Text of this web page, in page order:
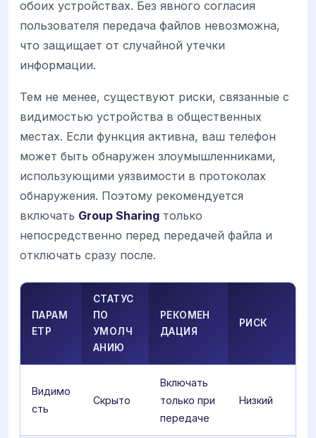
обоих устройствах. Без явного согласия
пользователя передача файлов невозможна,
что защищает от случайной утечки
информации.
Тем не менее, существуют риски, связанные с
видимостью устройства в общественных
местах. Если функция активна, ваш телефон
может быть обнаружен злоумышленниками,
использующими уязвимости в протоколах
обнаружения. Поэтому рекомендуется
включать Group Sharing только
непосредственно перед передачей файла и
отключать сразу после.
ПАРАМ
ЕТР
СТАТУС
ПО
УМОЛЧ
АНИЮ
РЕКОМЕН
ДАЦИЯ
РИСК
Видимо
сть
Скрыто
Включать
только при
передаче
Низкий